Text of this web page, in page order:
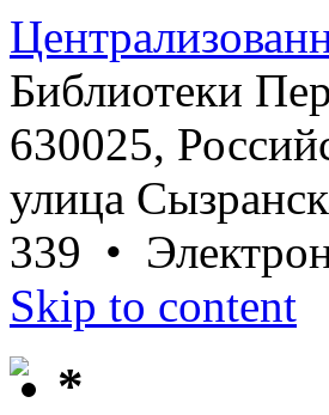
Библиотеки
630025,
улица
339 •
Skip to content
*